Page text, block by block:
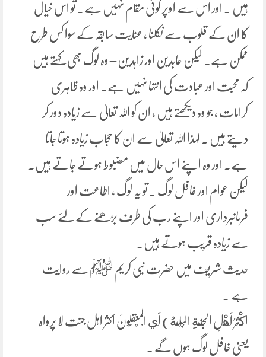
ہیں ۔ اور اس سے اوپر کوئی مقام نہیں ہے۔ تو اس خیال
کا ان کے قلوب سے نکلنا ، عنایت سابقہ کے سوا کس طرح
ممکن ہے۔ لیکن عابدین اور زاہدین – وہ لوگ بھی کہتے ہیں
کہ محبت اور عبادت کی انتہا نہیں ہے۔ اور وہ ظاہری
کرامات ، جو وہ دیکھتے ہیں ، ان کو اللہ تعالیٰ سے زیادہ دور کر
دیتے ہیں ۔ لہذا اللہ تعالیٰ سے ان کا حجاب زیادہ ہوتا جاتا
ہے۔ اور وہ اپنے اس حال میں مضبوط ہوتے جاتے ہیں۔
لیکن عوام اور غافل لوگ ۔ تو یہ لوگ ، اطاعت اور
فرمانبرداری اور اپنے رب کی طرف بڑھنے کے لئے سب
سے زیادہ قریب ہوتے ہیں۔
حدیث شریف میں حضرت نبی کریم ﷺ سے روایت
ہے ۔
اكْثَرُ أَهْلِ الْجَنَّةِ الْبُلْهُ) أَي الْمُعْقِلُونَ اکثر اہل جنت لا پرواہ
یعنی غافل لوگ ہوں گے ۔